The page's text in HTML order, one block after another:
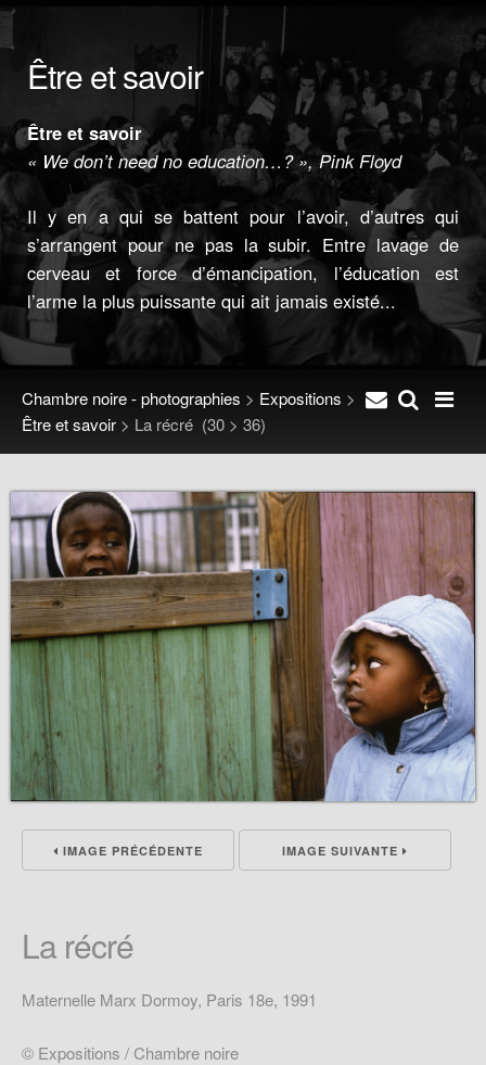
Être et savoir
Être et savoir
« We don’t need no education…? », Pink Floyd
Il y en a qui se battent pour l’avoir, d’autres qui
s’arrangent pour ne pas la subir. Entre lavage de
cerveau et force d’émancipation, l’éducation est
l’arme la plus puissante qui ait jamais existé...
Chambre noire - photographies > Expositions >
Être et savoir > La récré (30 > 36)
IMAGE PRÉCÉDENTE IMAGE SUIVANTE
La récré
Maternelle Marx Dormoy, Paris 18e, 1991
© Expositions / Chambre noire